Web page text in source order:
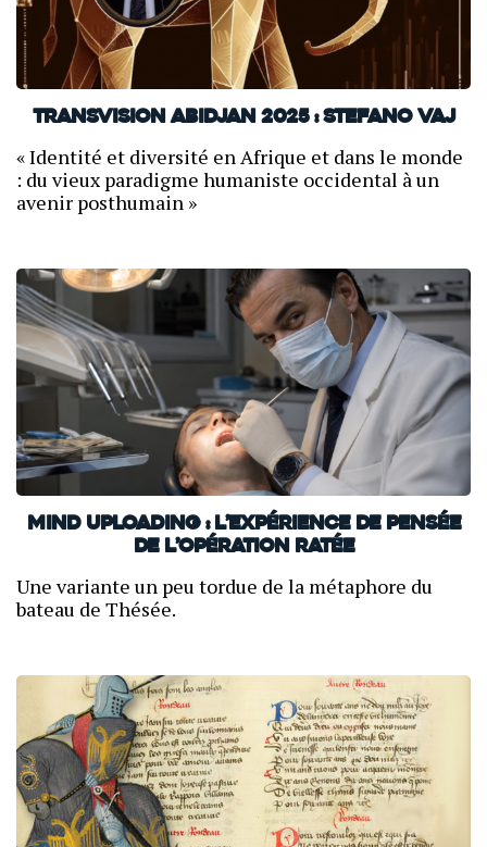
TransVision Abidjan 2025 : Stefano Vaj
« Identité et diversité en Afrique et dans le monde
: du vieux paradigme humaniste occidental à un
avenir posthumain »
Mind uploading : l’expérience de pensée
de l’opération ratée
Une variante un peu tordue de la métaphore du
bateau de Thésée.